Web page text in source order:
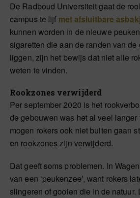
De Radboud Universiteit gaat de
campus te lijf met afsluitbare
kunnen worden in de nieuwe
sigaretten die aan de randen van de
liggen, zijn het bewijs dat niet alle
weten te vinden.
Rookzones verwijderd
Per september 2020 is het
de gebouwen was het al veel langer
mogen rokers ook niet buiten gaan
en rookzones zijn verwijderd.
Dat geeft soms problemen. In
van een ‘peukenzee’, want rokers
slingeren of gooien die in de natuur.